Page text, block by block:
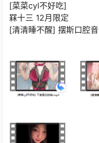
[菜菜cyl不好吃]
槑十三 12月限定
[清清睡不醒] 摆斯口腔音